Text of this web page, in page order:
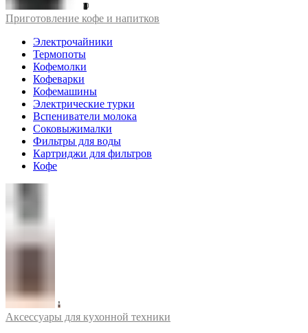
Приготовление кофе и напитков
Электрочайники
Термопоты
Кофемолки
Кофеварки
Кофемашины
Электрические турки
Вспениватели молока
Соковыжималки
Фильтры для воды
Картриджи для фильтров
Кофе
Аксессуары для кухонной техники